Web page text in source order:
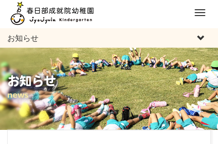
M
n
u
お知らせ
お知らせ
news